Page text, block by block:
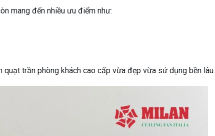
mang đến nhiều ưu điểm như:
trần phòng khách cao cấp vừa đẹp vừa sử dụng bền lâu.